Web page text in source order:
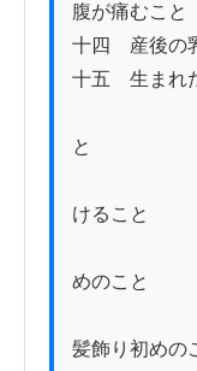
腹が痛むこと
十四　産後の
十五　生まれ
産湯
と
産着
けること
宮参
めのこと
髪置
髪飾り初めの